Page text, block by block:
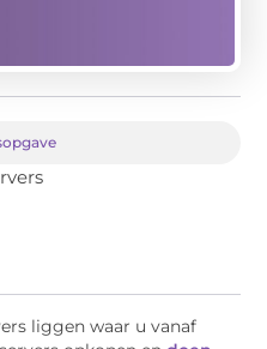
liggen waar u vanaf